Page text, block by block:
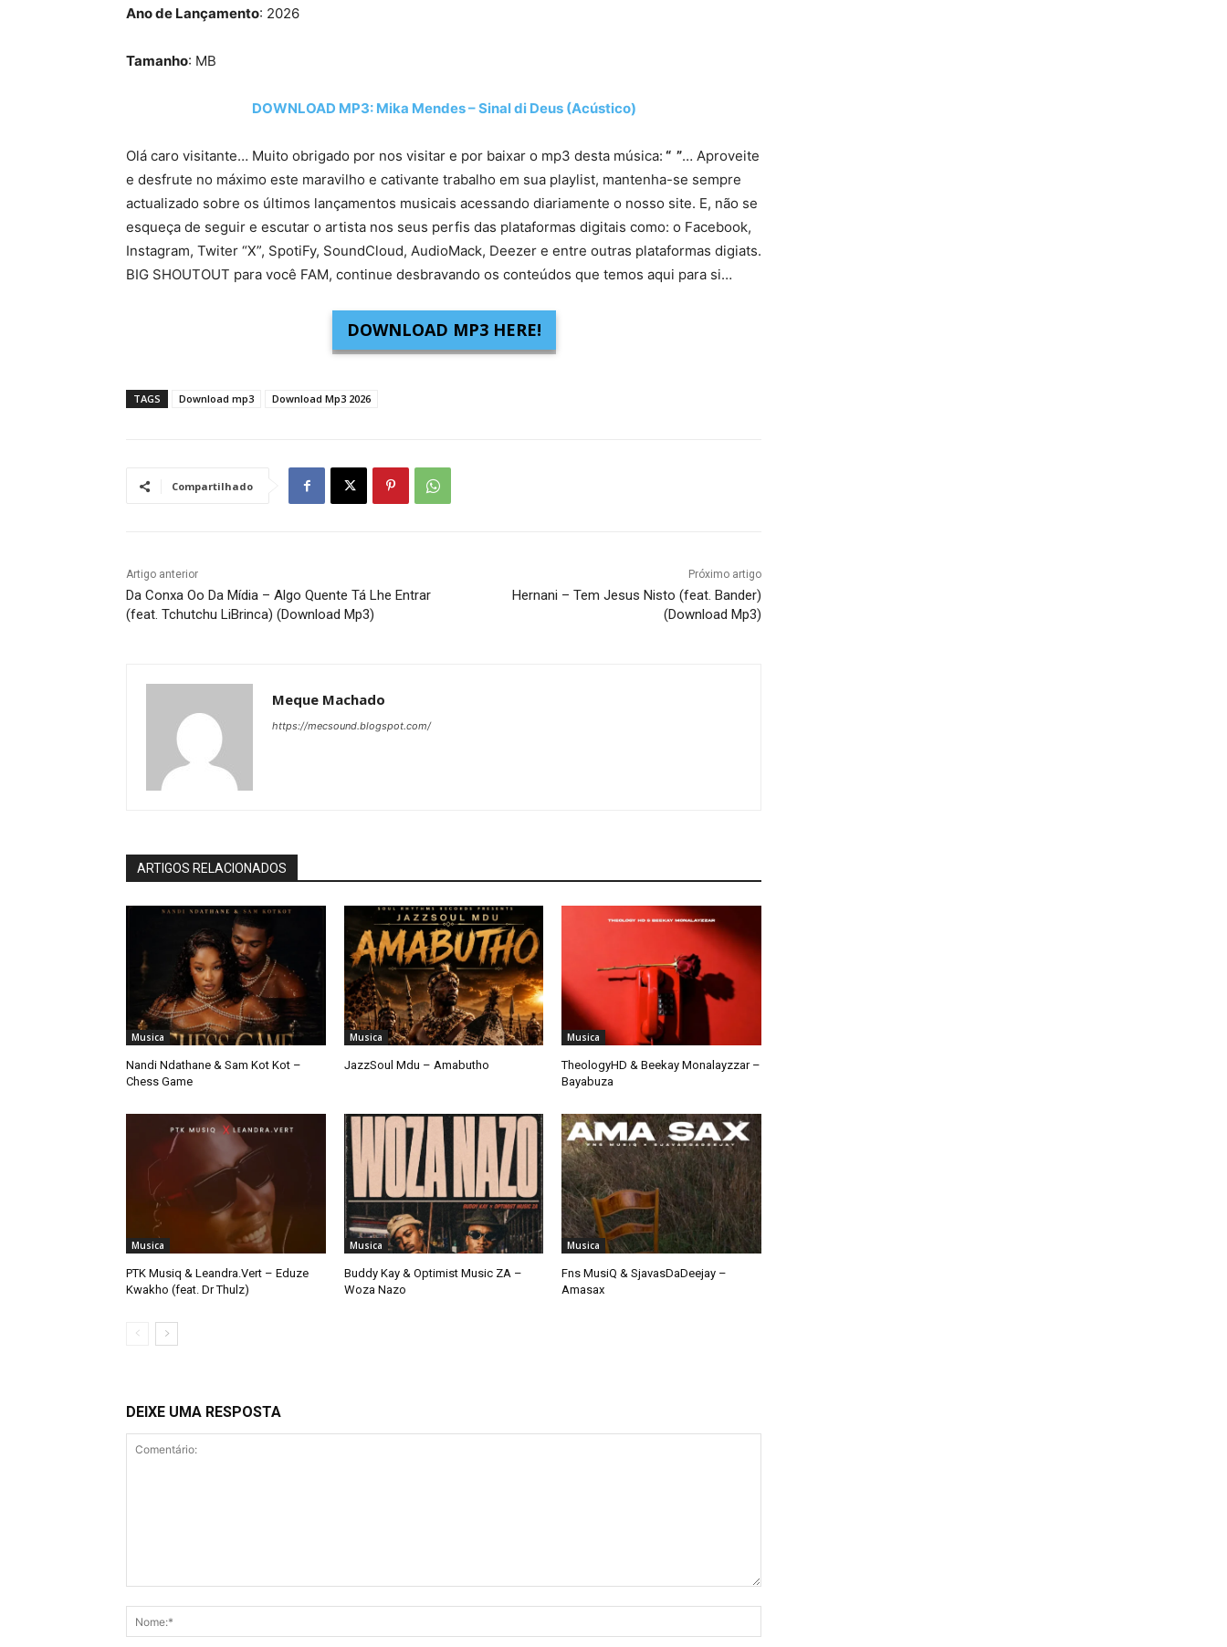
Ano de Lançamento: 2026
Tamanho: MB
DOWNLOAD MP3: Mika Mendes – Sinal di Deus (Acústico)
Olá caro visitante… Muito obrigado por nos visitar e por baixar o mp3 desta música: “ ”… Aproveite
e desfrute no máximo este maravilho e cativante trabalho em sua playlist, mantenha-se sempre
actualizado sobre os últimos lançamentos musicais acessando diariamente o nosso site. E, não se
esqueça de seguir e escutar o artista nos seus perfis das plataformas digitais como: o Facebook,
Instagram, Twiter “X”, SpotiFy, SoundCloud, AudioMack, Deezer e entre outras plataformas digiats.
BIG SHOUTOUT para você FAM, continue desbravando os conteúdos que temos aqui para si…
DOWNLOAD MP3 HERE!
TAGS Download mp3 Download Mp3 2026
Compartilhado
Artigo anterior
Da Conxa Oo Da Mídia – Algo Quente Tá Lhe Entrar
(feat. Tchutchu LiBrinca) (Download Mp3)
Próximo artigo
Hernani – Tem Jesus Nisto (feat. Bander)
(Download Mp3)
Meque Machado
https://mecsound.blogspot.com/
ARTIGOS RELACIONADOS
Musica
Nandi Ndathane & Sam Kot Kot –
Chess Game
Musica
JazzSoul Mdu – Amabutho
Musica
TheologyHD & Beekay Monalayzzar –
Bayabuza
Musica
PTK Musiq & Leandra.Vert – Eduze
Kwakho (feat. Dr Thulz)
Musica
Buddy Kay & Optimist Music ZA –
Woza Nazo
Musica
Fns MusiQ & SjavasDaDeejay –
Amasax
DEIXE UMA RESPOSTA